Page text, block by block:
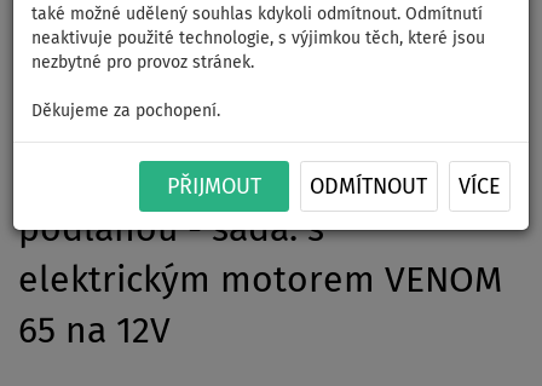
také možné udělený souhlas kdykoli odmítnout. Odmítnutí
neaktivuje použité technologie, s výjimkou těch, které jsou
nezbytné pro provoz stránek.
Děkujeme za pochopení.
PŘIJMOUT ODMÍTNOUT VÍCE
Člun GLADIATOR ACTIVE
C370AL orange dark grey -
nafukovací člun s hliníkovou
podlahou - sada: s
elektrickým motorem VENOM
65 na 12V